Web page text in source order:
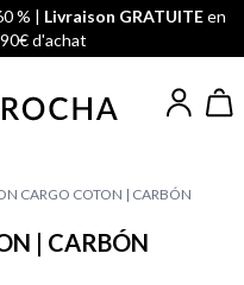
% | Livraison GRATUITEen
d'achat
CARGO COTON | CARBÓN
| CARBÓN